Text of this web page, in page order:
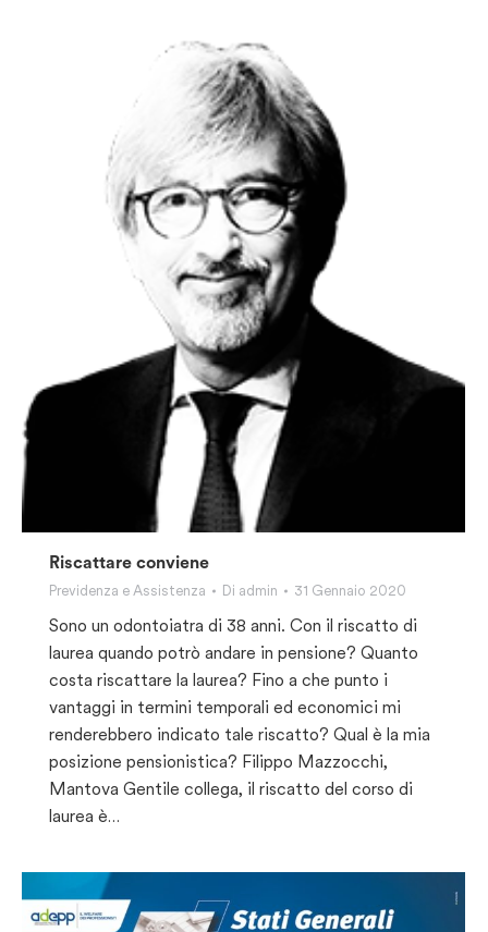
Riscattare conviene
Previdenza e Assistenza Di admin 31 Gennaio 2020
Sono un odontoiatra di 38 anni. Con il riscatto di
laurea quando potrò andare in pensione? Quanto
costa riscattare la laurea? Fino a che punto i
vantaggi in termini temporali ed economici mi
renderebbero indicato tale riscatto? Qual è la mia
posizione pensionistica? Filippo Mazzocchi,
Mantova Gentile collega, il riscatto del corso di
laurea è…